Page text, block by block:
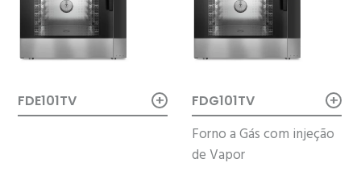
FDE101TV + FDG101TV +
Forno a Gás com injeção
de Vapor